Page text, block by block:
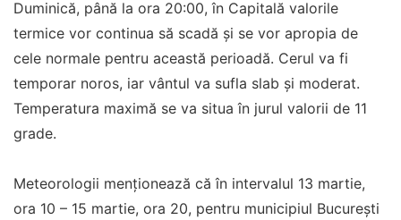
Duminică, până la ora 20:00, în Capitală valorile
termice vor continua să scadă și se vor apropia de
cele normale pentru această perioadă. Cerul va fi
temporar noros, iar vântul va sufla slab și moderat.
Temperatura maximă se va situa în jurul valorii de 11
grade.
Meteorologii menționează că în intervalul 13 martie,
ora 10 – 15 martie, ora 20, pentru municipiul București